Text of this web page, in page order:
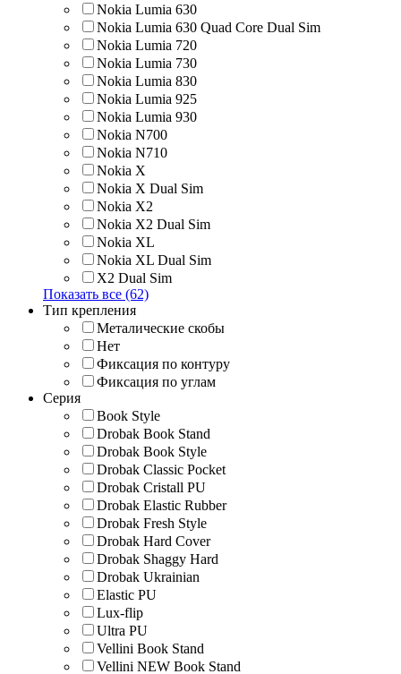
Nokia Lumia 630
Nokia Lumia 630 Quad Core Dual Sim
Nokia Lumia 720
Nokia Lumia 730
Nokia Lumia 830
Nokia Lumia 925
Nokia Lumia 930
Nokia N700
Nokia N710
Nokia X
Nokia X Dual Sim
Nokia X2
Nokia X2 Dual Sim
Nokia XL
Nokia XL Dual Sim
X2 Dual Sim
Показать все (62)
Тип крепления
Металические скобы
Нет
Фиксация по контуру
Фиксация по углам
Серия
Book Style
Drobak Book Stand
Drobak Book Style
Drobak Classic Pocket
Drobak Cristall PU
Drobak Elastic Rubber
Drobak Fresh Style
Drobak Hard Cover
Drobak Shaggy Hard
Drobak Ukrainian
Elastic PU
Lux-flip
Ultra PU
Vellini Book Stand
Vellini NEW Book Stand